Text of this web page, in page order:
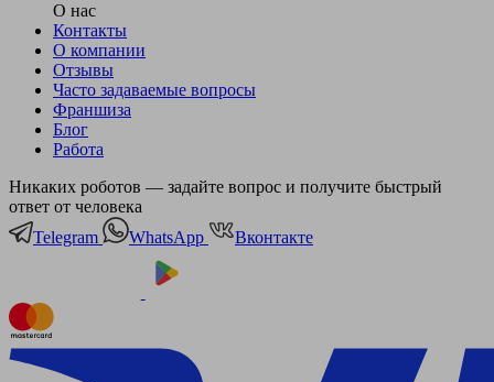
О нас
Контакты
О компании
Отзывы
Часто задаваемые вопросы
Франшиза
Блог
Работа
Никаких роботов — задайте вопрос и получите быстрый
ответ от человека
Telegram
WhatsApp Вконтакте